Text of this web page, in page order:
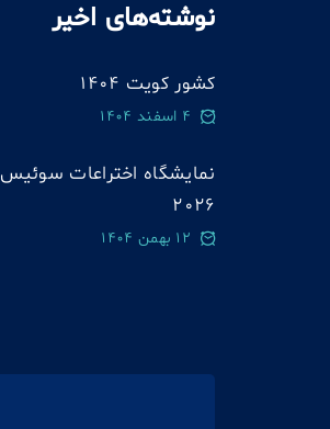
نوشته‌های اخیر
کشور کویت 1404
4 اسفند 1404
نمایشگاه اختراعات سوئيس
2026
12 بهمن 1404